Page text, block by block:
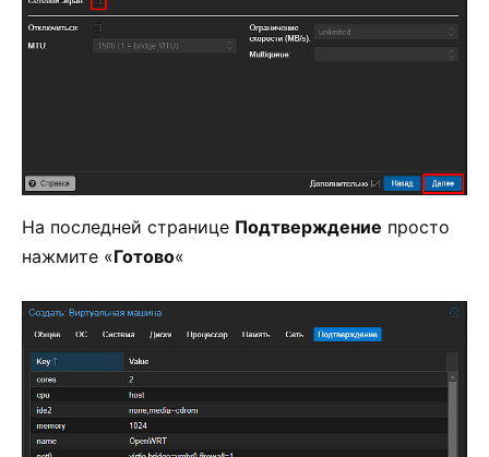
На последней странице Подтверждение просто
нажмите «Готово«